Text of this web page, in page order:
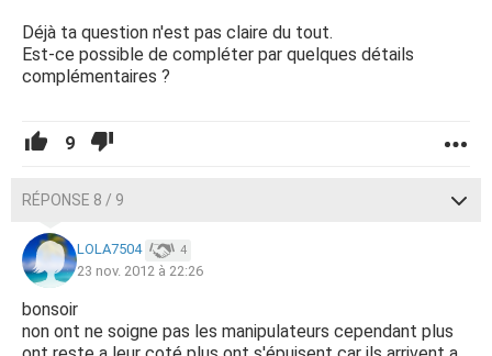
Déjà ta question n'est pas claire du tout.
Est-ce possible de compléter par quelques détails
complémentaires ?
9
RÉPONSE 8 / 9
LOLA7504 4
23 nov. 2012 à 22:26
bonsoir
non ont ne soigne pas les manipulateurs cependant plus